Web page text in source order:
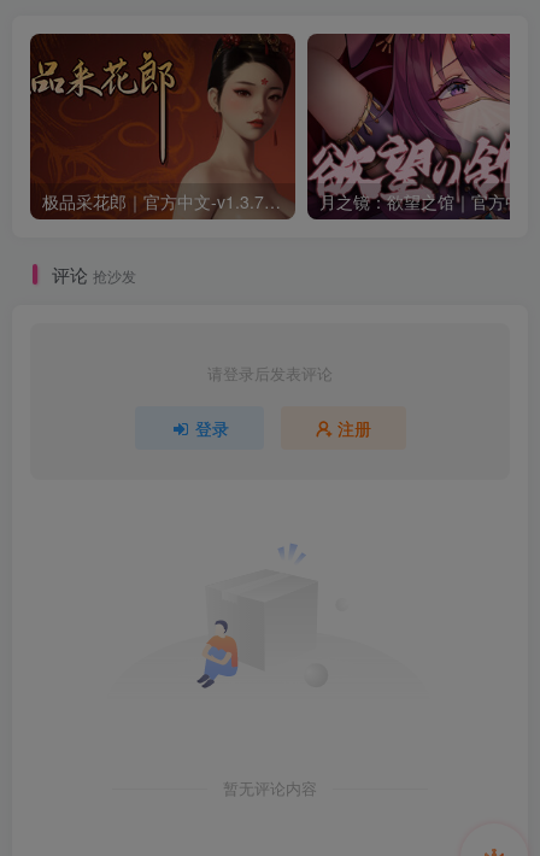
极品采花郎｜官方中文-v1.3.7+满金币初始存档+通关存档｜7.11G｜免安装
评论 抢沙发
请登录后发表评论
登录 注册
暂无评论内容